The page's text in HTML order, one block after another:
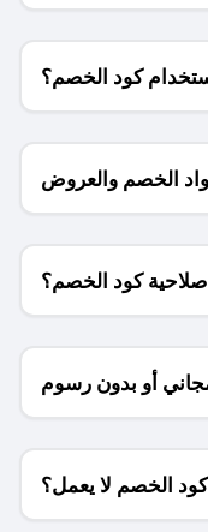
كود الخصم؟
الخصم والعروض
للمتاجر؟
كود الخصم؟
أو بدون رسوم
الشحن ؟
الخصم لا يعمل؟